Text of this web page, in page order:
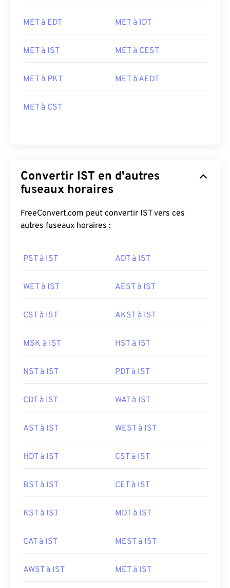
MET à EDT MET à IDT
MET à IST MET à CEST
MET à PKT MET à AEDT
MET à CST
Convertir IST en d'autres
fuseaux horaires
FreeConvert.com peut convertir IST vers ces
autres fuseaux horaires :
PST à IST ADT à IST
WET à IST AEST à IST
CST à IST AKST à IST
MSK à IST HST à IST
NST à IST PDT à IST
CDT à IST WAT à IST
AST à IST WEST à IST
HDT à IST CST à IST
BST à IST CET à IST
KST à IST MDT à IST
CAT à IST MEST à IST
AWST à IST MET à IST